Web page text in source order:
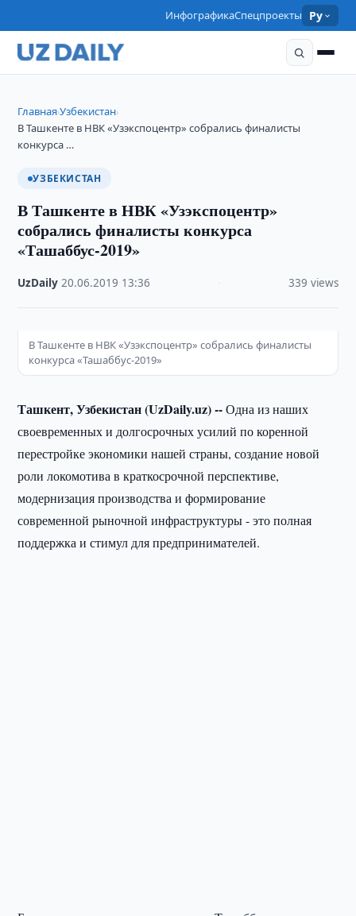
ИнфографикаСпецпроекты Ру
Главная›Узбекистан›
В Ташкенте в НВК «Узэкспоцентр» собрались финалисты
конкурса …
УЗБЕКИСТАН
В Ташкенте в НВК «Узэкспоцентр»
собрались финалисты конкурса
«Ташаббус-2019»
UzDaily ·20.06.2019 13:36 339 views
В Ташкенте в НВК «Узэкспоцентр» собрались финалисты
конкурса «Ташаббус-2019»
Ташкент, Узбекистан (UzDaily.uz) --Одна из наших
своевременных и долгосрочных усилий по коренной
перестройке экономики нашей страны, создание новой
роли локомотива в краткосрочной перспективе,
модернизация производства и формирование
современной рыночной инфраструктуры - это полная
поддержка и стимул для предпринимателей.